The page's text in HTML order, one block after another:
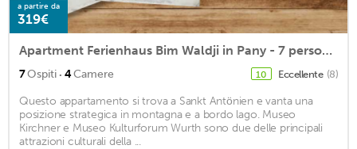
a partire da
319€
Apartment Ferienhaus Bim Waldji in Pany - 7 persons, 4 bedrooms
7Ospiti · 4Camere 10 Eccellente (8)
Questo appartamento si trova a Sankt Antönien e vanta una
posizione strategica in montagna e a bordo lago. Museo
Kirchner e Museo Kulturforum Wurth sono due delle principali
attrazioni culturali della ...